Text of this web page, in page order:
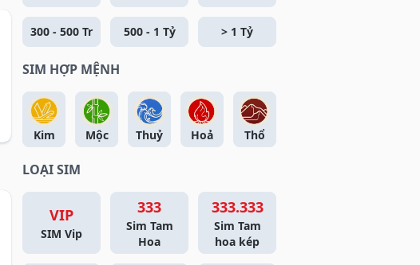
300 - 500 Tr 500 - 1 Tỷ > 1 Tỷ
SIM HỢP MỆNH
Kim Mộc Thuỷ Hoả Thổ
LOẠI SIM
VIP
SIM Vip
333
Sim Tam
Hoa
333.333
Sim Tam
hoa kép